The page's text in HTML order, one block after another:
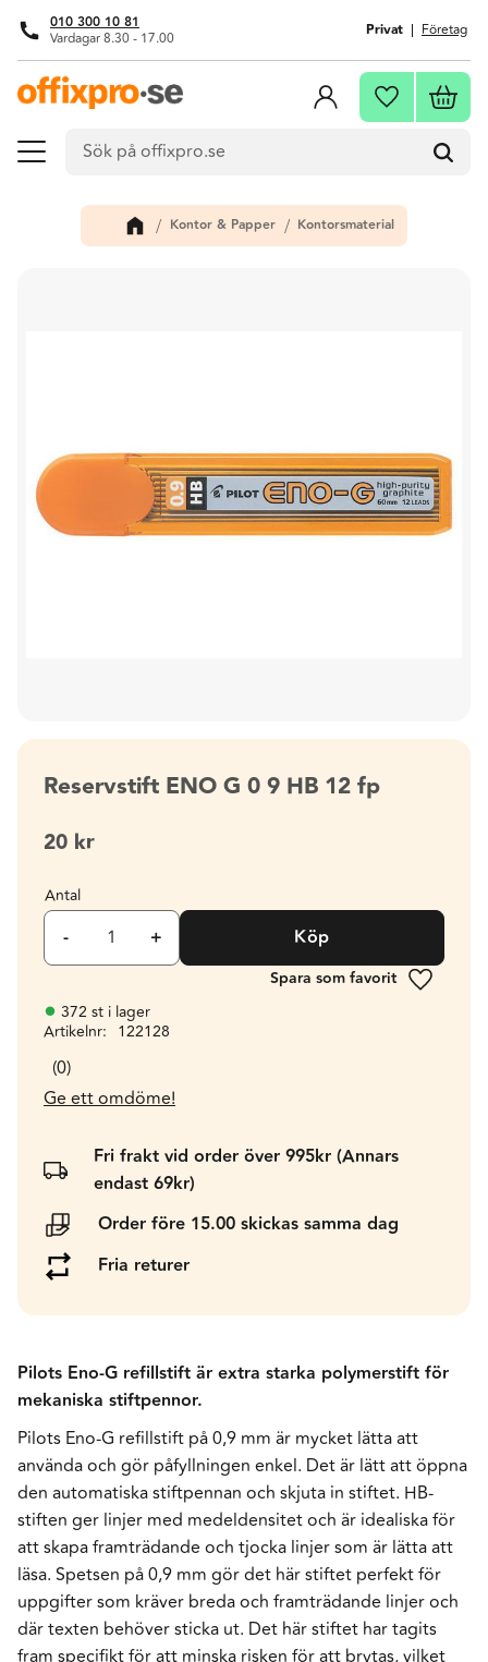
Meny
010 300 10 81
Vardagar 8.30 - 17.00 Privat Företag
Favoriter
Kontor & Papper Kontorsmaterial
Reservstift ENO G 0 9 HB 12 fp
20 kr
Antal
+
- Köp
Lägg till
372 st i lager
Artikelnr
122128
0
Ge ett omdöme!
Fri frakt vid order över 995kr (Annars
endast 69kr)
Order före 15.00 skickas samma dag
Fria returer
Pilots Eno-G refillstift är extra starka polymerstift för
mekaniska stiftpennor.
Pilots Eno-G refillstift på 0,9 mm är mycket lätta att
använda och gör påfyllningen enkel. Det är lätt att öppna
den automatiska stiftpennan och skjuta in stiftet. HB-
stiften ger linjer med medeldensitet och är idealiska för
att skapa framträdande och tjocka linjer som är lätta att
läsa. Spetsen på 0,9 mm gör det här stiftet perfekt för
uppgifter som kräver breda och framträdande linjer och
där texten behöver sticka ut. Det här stiftet har tagits
fram specifikt för att minska risken för att brytas, vilket